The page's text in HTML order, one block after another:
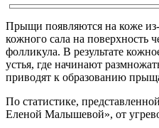
Прыщи появляются на коже
кожного сала на поверхность
фолликула. В результате
устья, где начинают
приводят к образованию
По статистике,
Еленой Малышевой», от